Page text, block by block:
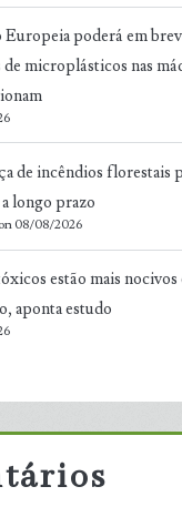
Europeia poderá em
microplásticos nas
de incêndios florestais
longo prazo
08/08/2026
estão mais nocivos
aponta estudo